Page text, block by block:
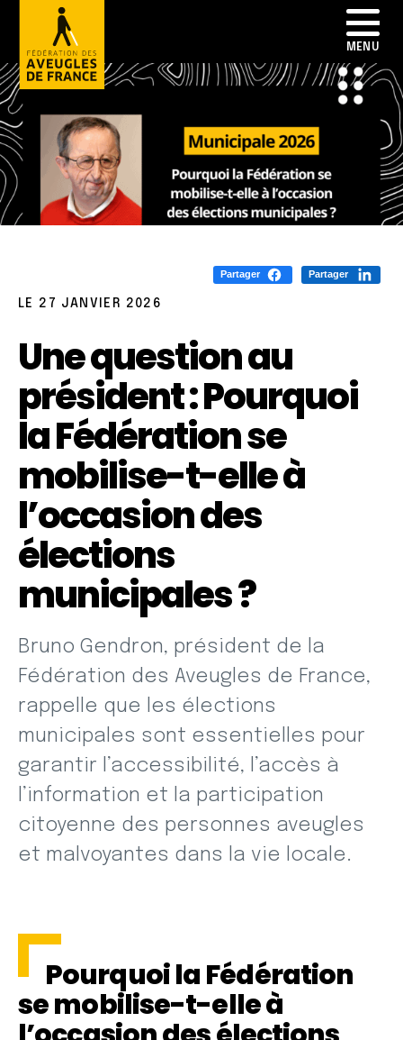
Partager Partager
LE 27 JANVIER 2026
Une question au
président : Pourquoi
la Fédération se
mobilise-t-elle à
l’occasion des
élections
municipales ?
Bruno Gendron, président de la
Fédération des Aveugles de France,
rappelle que les élections
municipales sont essentielles pour
garantir l’accessibilité, l’accès à
l’information et la participation
citoyenne des personnes aveugles
et malvoyantes dans la vie locale.
Pourquoi la Fédération
se mobilise-t-elle à